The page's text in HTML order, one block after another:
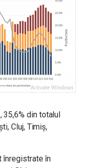
35,6% din totalul
Cluj, Timiș,
înregistrate în